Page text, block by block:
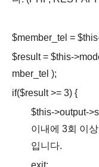
$member_tel =
$result = $this-
mber_tel );
if($result >= 3) {
$this->output-
이내에 3회 이
입니다.
exit;